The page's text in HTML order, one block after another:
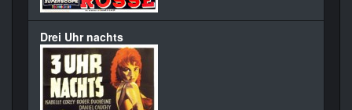
Drei Uhr nachts